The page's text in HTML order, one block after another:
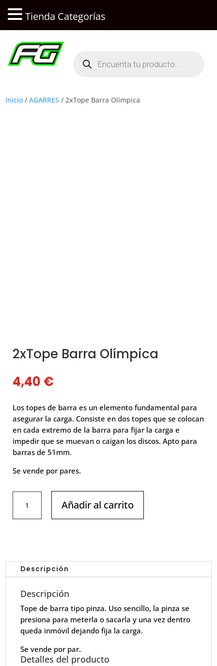
productos
Inicio /AGARRES / 2xTope Barra Olímpica
2xTope Barra Olímpica
4,40 €
Los topes de barra es un elemento fundamental para
asegurar la carga. Consiste en dos topes que se colocan
en cada extremo de la barra para fijar la carga e
impedir que se muevan o caigan los discos. Apto para
barras de 51mm.
Se vende por pares.
Barra
Olímpica
Añadir al carrito
Descripción
Descripción
Tope de barra tipo pinza. Uso sencillo, la pinza se
presiona para meterla o sacarla y una vez dentro
queda inmóvil dejando fija la carga.
Se vende por par.
Detalles del producto
Tienda Categorías